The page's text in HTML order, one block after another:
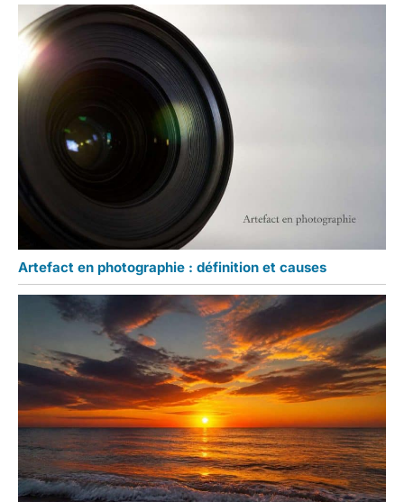
Artefact en photographie : définition et causes